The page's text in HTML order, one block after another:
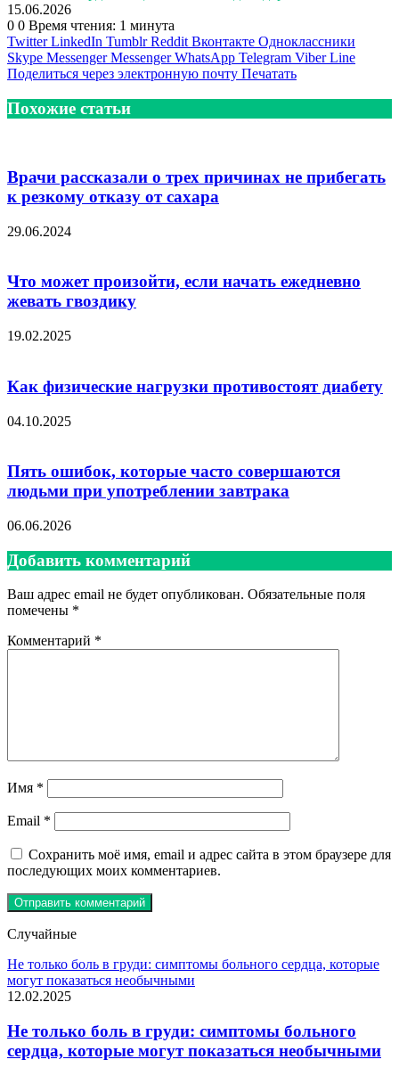
15.06.2026
0 0 Время чтения: 1 минута
Twitter LinkedIn Tumblr Reddit Вконтакте Одноклассники
Skype Messenger Messenger WhatsApp Telegram Viber Line
Поделиться через электронную почту Печатать
Похожие статьи
Врачи рассказали о трех причинах не прибегать
к резкому отказу от сахара
29.06.2024
Что может произойти, если начать ежедневно
жевать гвоздику
19.02.2025
Как физические нагрузки противостоят диабету
04.10.2025
Пять ошибок, которые часто совершаются
людьми при употреблении завтрака
06.06.2026
Добавить комментарий
Ваш адрес email не будет опубликован. Обязательные поля
помечены *
Комментарий *
Имя *
Email *
Сохранить моё имя, email и адрес сайта в этом браузере для
последующих моих комментариев.
Случайные
Не только боль в груди: симптомы больного сердца, которые
могут показаться необычными
12.02.2025
Не только боль в груди: симптомы больного
сердца, которые могут показаться необычными